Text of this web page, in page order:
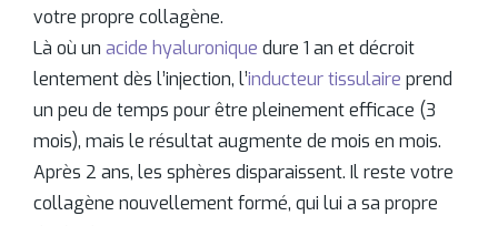
votre propre collagène.
Là où un acide hyaluronique dure 1 an et décroit
lentement dès l’injection, l’inducteur tissulaire prend
un peu de temps pour être pleinement efficace (3
mois), mais le résultat augmente de mois en mois.
Après 2 ans, les sphères disparaissent. Il reste votre
collagène nouvellement formé, qui lui a sa propre